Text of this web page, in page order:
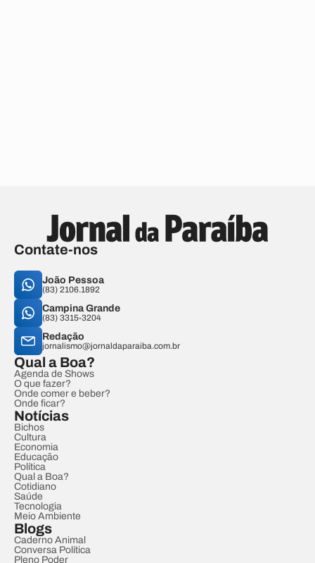
Contate-nos
João Pessoa
(83) 2106.1892
Campina Grande
(83) 3315-3204
Redação
jornalismo@jornaldaparaiba.com.br
Qual a Boa?
Agenda de Shows
O que fazer?
Onde comer e beber?
Onde ficar?
Notícias
Bichos
Cultura
Economia
Educação
Política
Qual a Boa?
Cotidiano
Saúde
Tecnologia
Meio Ambiente
Blogs
Caderno Animal
Conversa Política
Pleno Poder